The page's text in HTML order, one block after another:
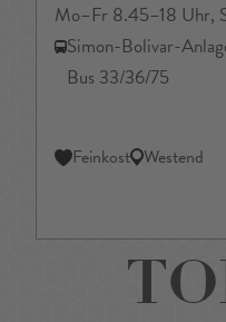
Mo–Fr 8.45–18 Uhr,
Simon-Bolivar-
Bus 33/36/75
Feinkost Westend